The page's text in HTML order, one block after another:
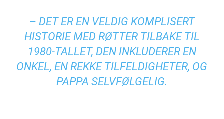
– DET ER EN VELDIG KOMPLISERT
HISTORIE MED RØTTER TILBAKE TIL
1980-TALLET, DEN INKLUDERER EN
ONKEL, EN REKKE TILFELDIGHETER, OG
PAPPA SELVFØLGELIG.